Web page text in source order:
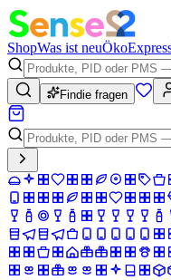
ShopWas ist neuÖko
Findie fragen